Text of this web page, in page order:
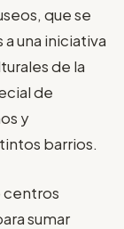
que se
una iniciativa
de la
de
y
barrios.
centros
sumar